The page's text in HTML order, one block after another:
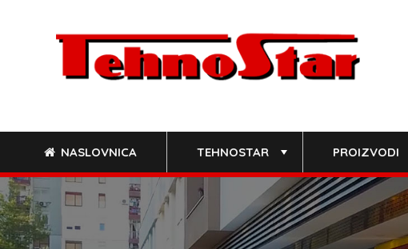
NASLOVNICA TEHNOSTAR PROIZVODI